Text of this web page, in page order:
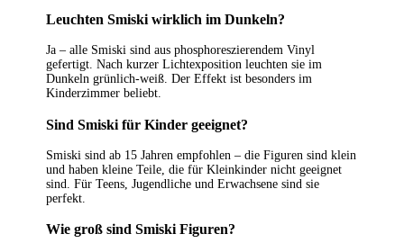
Leuchten Smiski wirklich im Dunkeln?
Ja – alle Smiski sind aus phosphoreszierendem Vinyl
gefertigt. Nach kurzer Lichtexposition leuchten sie im
Dunkeln grünlich-weiß. Der Effekt ist besonders im
Kinderzimmer beliebt.
Sind Smiski für Kinder geeignet?
Smiski sind ab 15 Jahren empfohlen – die Figuren sind klein
und haben kleine Teile, die für Kleinkinder nicht geeignet
sind. Für Teens, Jugendliche und Erwachsene sind sie
perfekt.
Wie groß sind Smiski Figuren?